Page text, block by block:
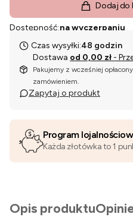
Dodaj do
Dostępność:na wyczerpaniu
Czas wysyłki:48 godzin
Dostawa od 0,00 zł -
Pakujemy z wcześniej
zamówieniem.
Zapytaj o produkt
Program
Każda złotówka to 1
Opis produktu